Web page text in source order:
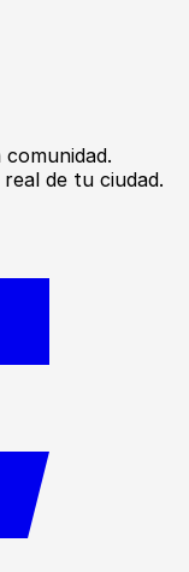
de tu ciudad.